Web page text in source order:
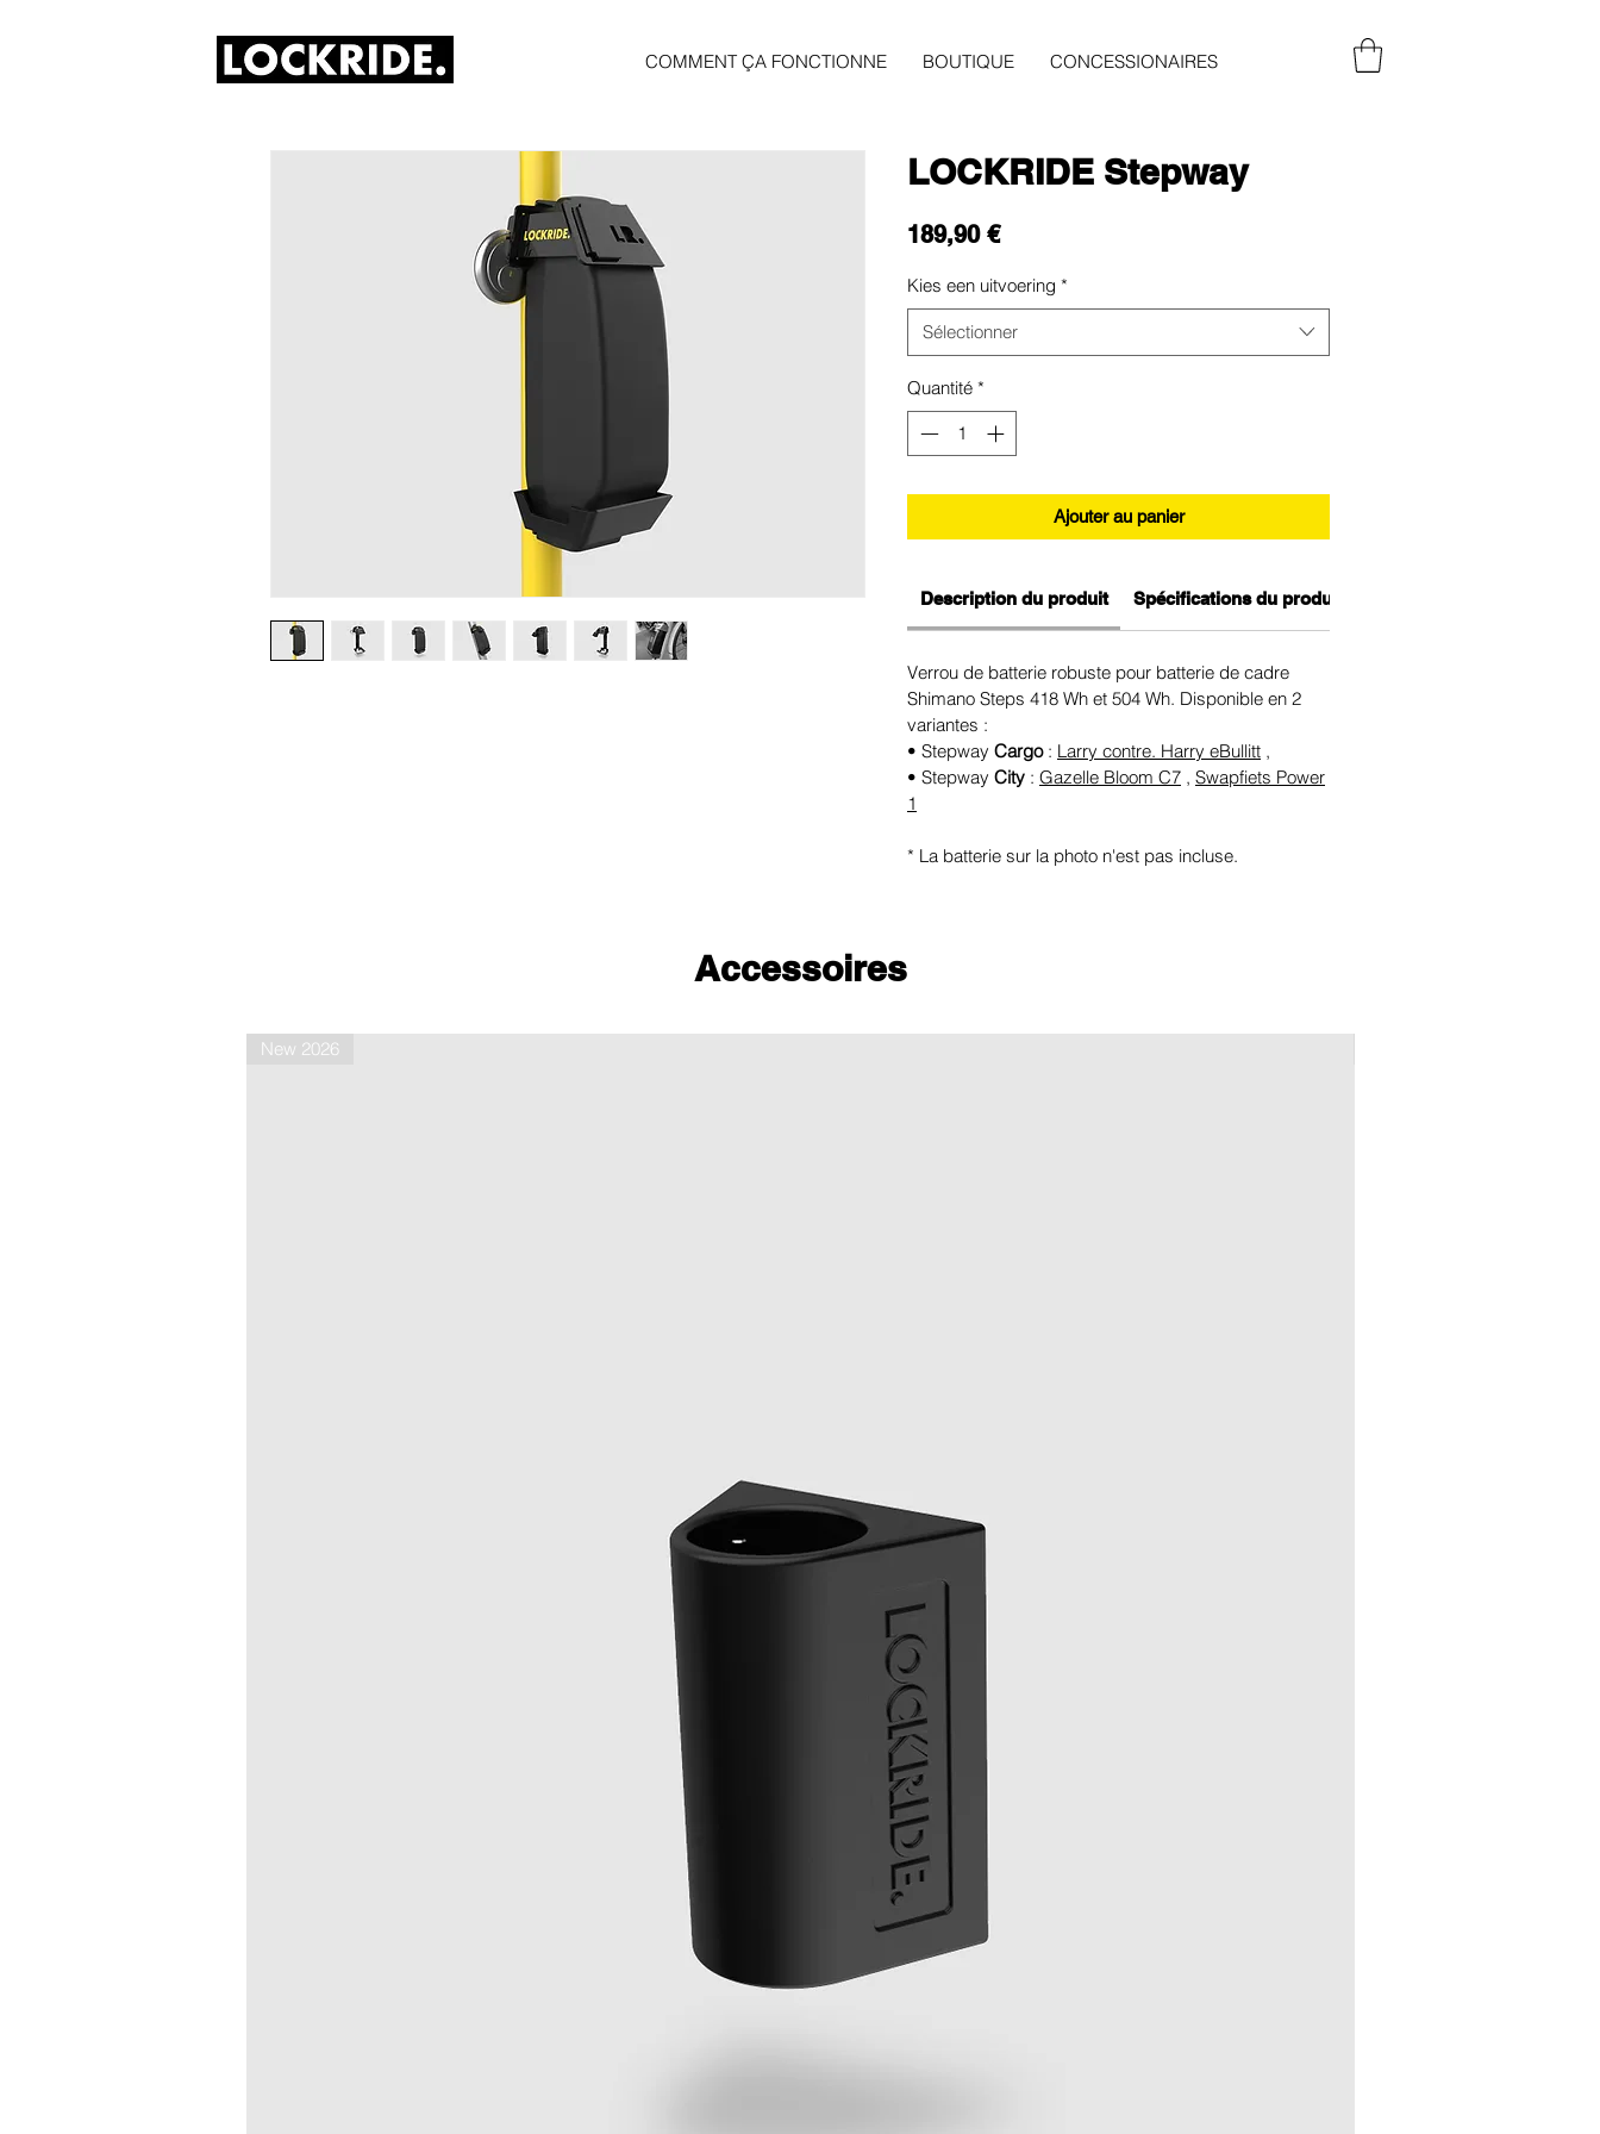
COMMENT ÇA FONCTIONNE BOUTIQUE CONCESSIONAIRES
LOCKRIDE Stepway
189,90 €Prix
Kies een uitvoering *
Sélectionner
Quantité *
Ajouter au panier
Description du produit Spécifications du produit
Verrou de batterie robuste pour batterie de cadre
Shimano Steps 418 Wh et 504 Wh. Disponible en 2
variantes :
• Stepway Cargo: Larry contre. Harry eBullitt ,
• Stepway City : Gazelle Bloom C7 , Swapfiets Power
1
* La batterie sur la photo n'est pas incluse.
Accessoires
New 2026